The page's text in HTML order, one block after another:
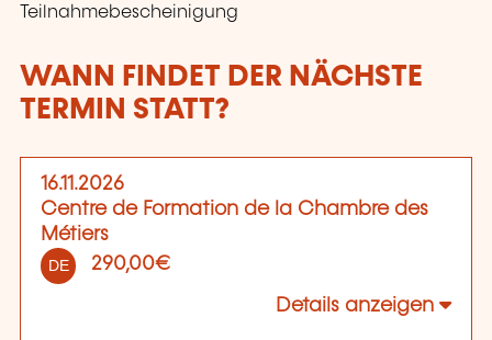
Teilnahmebescheinigung
WANN FINDET DER NÄCHSTE
TERMIN STATT?
16.11.2026
Centre de Formation de la Chambre des
Métiers
DE 290,00€
Details anzeigen